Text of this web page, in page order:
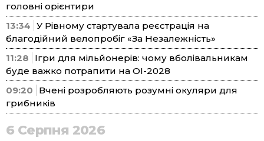
головні орієнтири
13:34 У Рівному стартувала реєстрація на
благодійний велопробіг «За Незалежність»
11:28
Ігри для мільйонерів: чому вболівальникам
буде важко потрапити на ОІ-2028
09:20
Вчені розробляють розумні окуляри для
грибників
6 Серпня 2026